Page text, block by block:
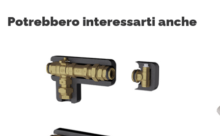
Potrebbero interessarti anche